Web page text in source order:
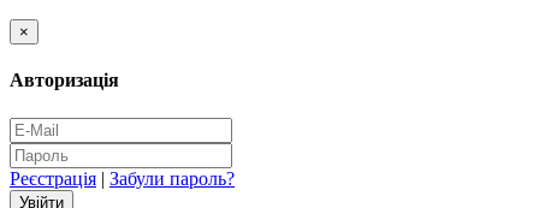
×
Авторизація
Реєстрація | Забули пароль?